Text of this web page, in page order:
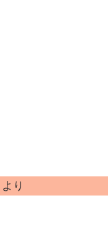
より